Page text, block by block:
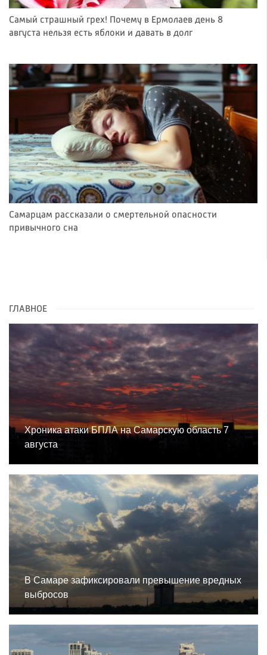
Самый страшный грех! Почему в Ермолаев день 8
августа нельзя есть яблоки и давать в долг
Самарцам рассказали о смертельной опасности
привычного сна
ГЛАВНОЕ
Хроника атаки БПЛА на Самарскую область 7
августа
В Самаре зафиксировали превышение вредных
выбросов